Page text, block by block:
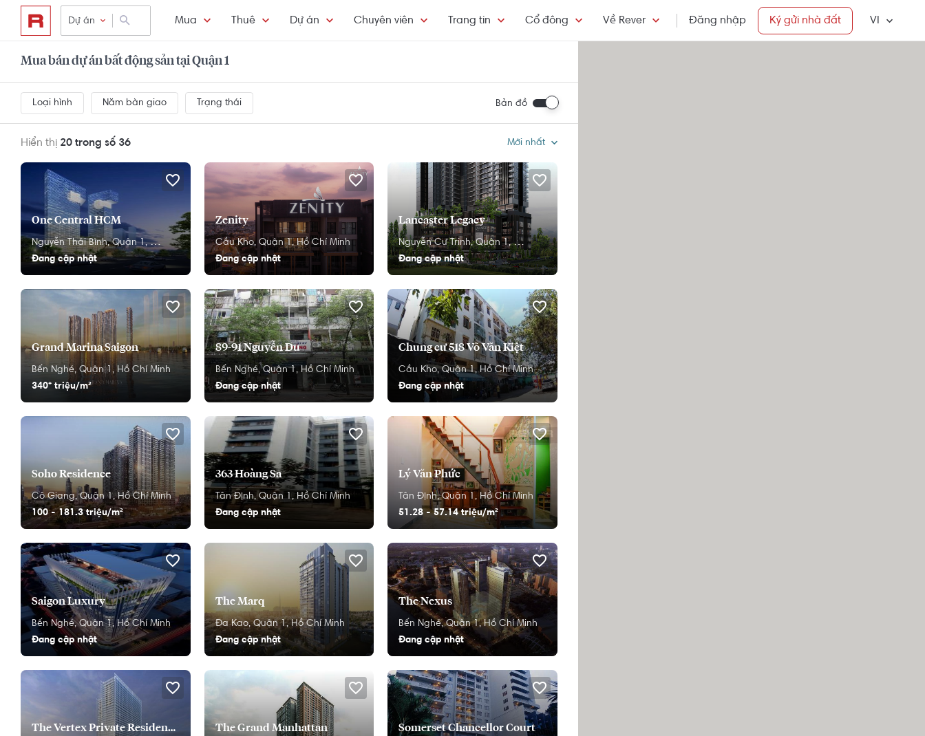
Dự án Mua Thuê Dự án Chuyên viên Trang tin Cổ đông Về Rever Đăng nhập Ký gửi nhà đất VI
Mua bán dự án bất động sản tại Quận 1
Loại hình Năm bàn giao Trạng thái Bản đồ
Hiển thị 20 trong số 36 Mới nhất
One Central HCM
Nguyễn Thái Bình, Quận 1, Hồ Chí Minh
Đang cập nhật
Zenity
Cầu Kho, Quận 1, Hồ Chí Minh
Đang cập nhật
Lancaster Legacy
Nguyễn Cư Trinh, Quận 1, Hồ Chí Minh
Đang cập nhật
Grand Marina Saigon
Bến Nghé, Quận 1, Hồ Chí Minh
340⁺ triệu/m²
89-91 Nguyễn Du
Bến Nghé, Quận 1, Hồ Chí Minh
Đang cập nhật
Chung cư 518 Võ Văn Kiệt
Cầu Kho, Quận 1, Hồ Chí Minh
Đang cập nhật
Soho Residence
Cô Giang, Quận 1, Hồ Chí Minh
100 - 181.3 triệu/m²
363 Hoàng Sa
Tân Định, Quận 1, Hồ Chí Minh
Đang cập nhật
Lý Văn Phức
Tân Định, Quận 1, Hồ Chí Minh
51.28 - 57.14 triệu/m²
Saigon Luxury
Bến Nghé, Quận 1, Hồ Chí Minh
Đang cập nhật
The Marq
Đa Kao, Quận 1, Hồ Chí Minh
Đang cập nhật
The Nexus
Bến Nghé, Quận 1, Hồ Chí Minh
Đang cập nhật
The Vertex Private Residences The Grand Manhattan Somerset Chancellor Court